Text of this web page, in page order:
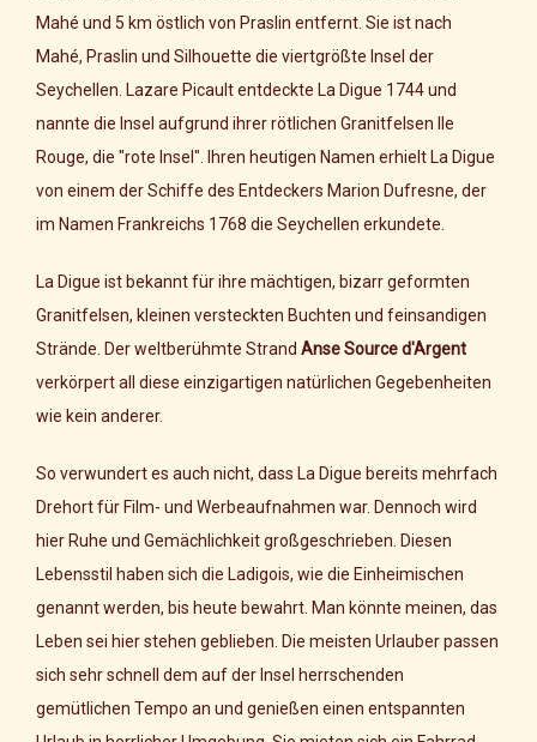
Mahé und 5 km östlich von Praslin entfernt. Sie ist nach
Mahé, Praslin und Silhouette die viertgrößte Insel der
Seychellen. Lazare Picault entdeckte La Digue 1744 und
nannte die Insel aufgrund ihrer rötlichen Granitfelsen IIe
Rouge, die "rote Insel". Ihren heutigen Namen erhielt La Digue
von einem der Schiffe des Entdeckers Marion Dufresne, der
im Namen Frankreichs 1768 die Seychellen erkundete.
La Digue ist bekannt für ihre mächtigen, bizarr geformten
Granitfelsen, kleinen versteckten Buchten und feinsandigen
Strände. Der weltberühmte Strand Anse Source d'Argent
verkörpert all diese einzigartigen natürlichen Gegebenheiten
wie kein anderer.
So verwundert es auch nicht, dass La Digue bereits mehrfach
Drehort für Film- und Werbeaufnahmen war. Dennoch wird
hier Ruhe und Gemächlichkeit großgeschrieben. Diesen
Lebensstil haben sich die Ladigois, wie die Einheimischen
genannt werden, bis heute bewahrt. Man könnte meinen, das
Leben sei hier stehen geblieben. Die meisten Urlauber passen
sich sehr schnell dem auf der Insel herrschenden
gemütlichen Tempo an und genießen einen entspannten